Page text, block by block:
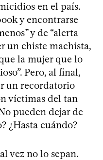
en el país.
y encontrarse
y de “alerta
un chiste machista,
la mujer que lo
Pero, al final,
un recordatorio
víctimas del tan
pueden dejar de
¿Hasta cuándo?
vez no lo sepan.